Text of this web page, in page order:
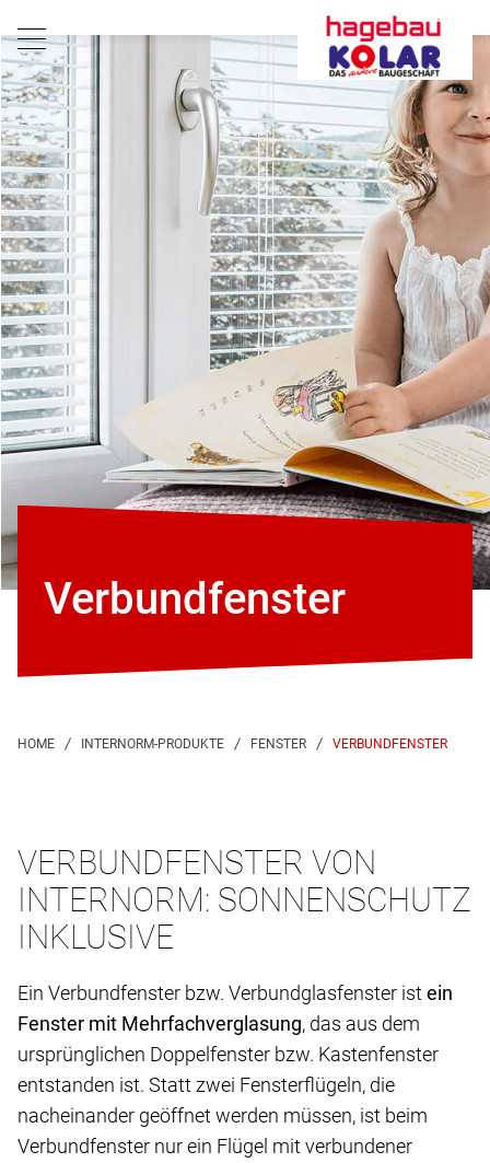
Verbund­fenster
VERBUNDFENSTER
VERBUNDFENSTER VON
INTERNORM: SONNENSCHUTZ
INKLUSIVE
Ein Verbundfenster bzw. Verbundglasfenster ist ein
Fenster mit Mehrfachverglasung, das aus dem
ursprünglichen Doppelfenster bzw. Kastenfenster
entstanden ist. Statt zwei Fensterflügeln, die
nacheinander geöffnet werden müssen, ist beim
Verbundfenster nur ein Flügel mit verbundener